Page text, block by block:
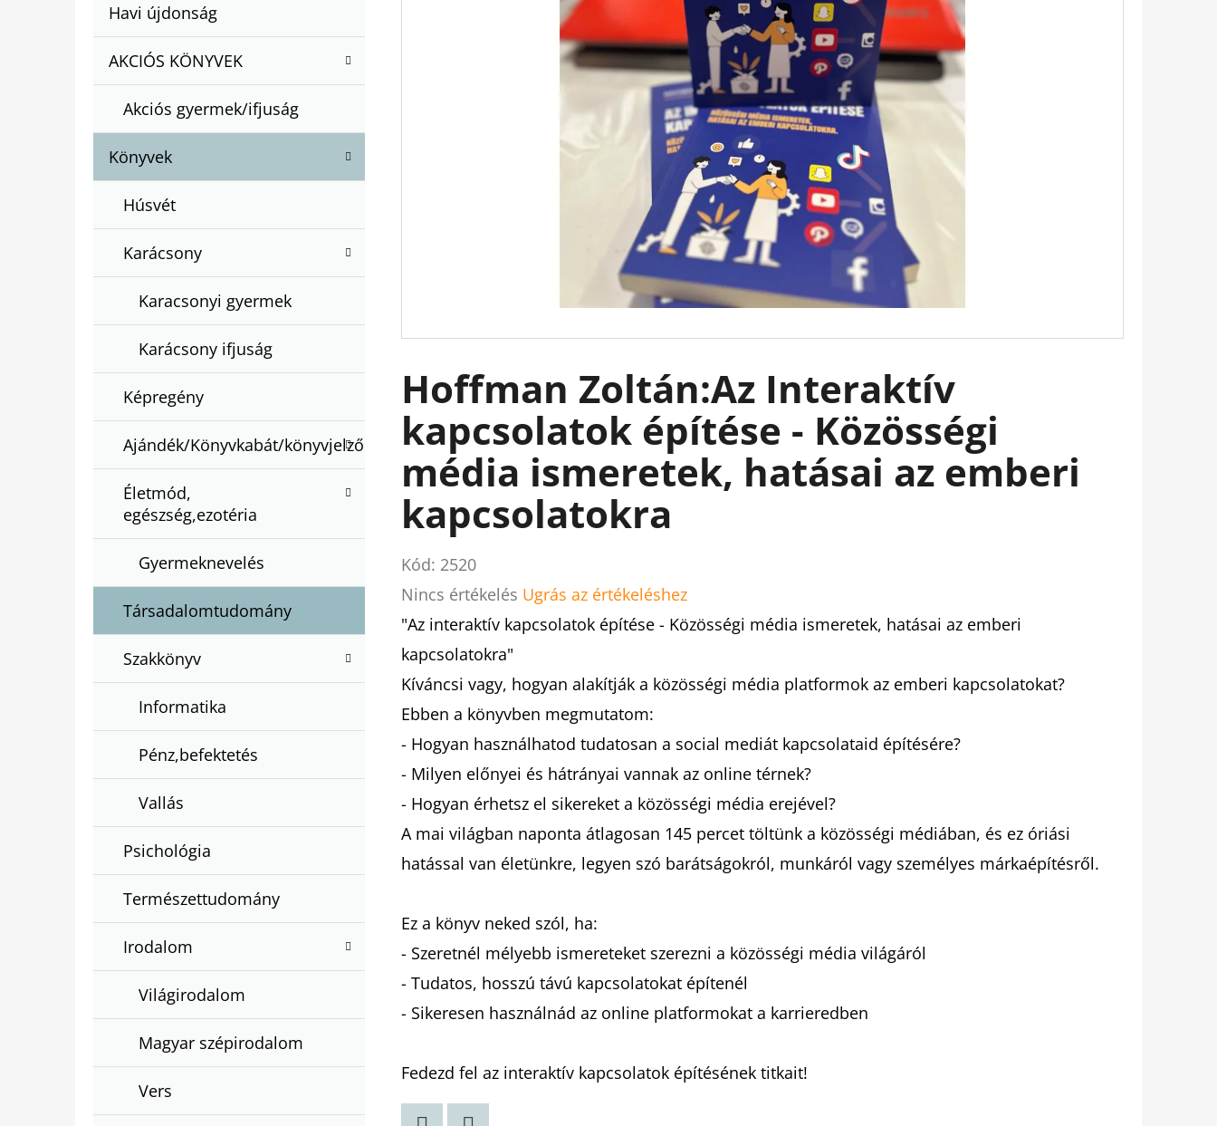
Nátugrása
T
G
R
Á
Havi újdonság
AKCIÓS KÖNYVEK
Akciós gyermek/ifjuság
Könyvek
Húsvét
Karácsony
Karacsonyi gyermek
Karácsony ifjuság
Képregény
Ajándék/Könyvkabát/könyvjelző
Életmód,
egészség,ezotéria
Gyermeknevelés
Társadalomtudomány
Szakkönyv
Informatika
Pénz,befektetés
Vallás
Psichológia
Természettudomány
Irodalom
Világirodalom
Magyar szépirodalom
Vers
Hoffman Zoltán:Az Interaktív
kapcsolatok építése - Közösségi
média ismeretek, hatásai az emberi
kapcsolatokra
Kód: 2520
A
termék
átlagos
értékelése
5-
ből
0,0
csillag.
Nincs értékelés Ugrás az értékeléshez
"Az interaktív kapcsolatok építése - Közösségi média ismeretek, hatásai az emberi
kapcsolatokra"
Kíváncsi vagy, hogyan alakítják a közösségi média platformok az emberi kapcsolatokat?
Ebben a könyvben megmutatom:
- Hogyan használhatod tudatosan a social mediát kapcsolataid építésére?
- Milyen előnyei és hátrányai vannak az online térnek?
- Hogyan érhetsz el sikereket a közösségi média erejével?
A mai világban naponta átlagosan 145 percet töltünk a közösségi médiában, és ez óriási
hatással van életünkre, legyen szó barátságokról, munkáról vagy személyes márkaépítésről.
Ez a könyv neked szól, ha:
- Szeretnél mélyebb ismereteket szerezni a közösségi média világáról
- Tudatos, hosszú távú kapcsolatokat építenél
- Sikeresen használnád az online platformokat a karrieredben
Fedezd fel az interaktív kapcsolatok építésének titkait!
BARTOS ERIKA : BOGYÓ ÉS BABÓCA
€12,50
ARISTOTLE ÉS DANTE AZ ÉLET
SODRÁSÁBAN - ARISTOTLE ÉS DANTE 2.
101 GONDOLAT, AMI MEGVÁLTOZTATJA
AZ ÉLETEDET - HOGYAN LEGYÜNK
MENTÁLISAN ERŐSEK, ÉRZELMILEG
KIEGYENSÚLYOZOTTAK BRIANNA WIEST
€15,90